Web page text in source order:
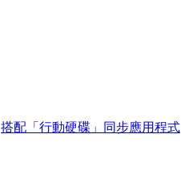
搭配「行動硬碟」同步應用程式